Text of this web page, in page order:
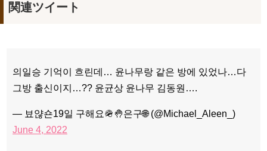
関連ツイート
의일승 기억이 흐린데… 윤나무랑 같은 방에 있었나…다
그방 출신이지…?? 윤균상 윤나무 김동원….
— 뵤얂숀19일 구해요🪖🤚은구🌐 (@Michael_Aleen_)
June 4, 2022